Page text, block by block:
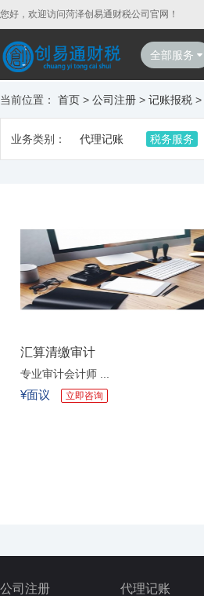
您好，欢迎访问菏泽创易通财税公司官网！
全部服务
当前位置： 首页 > 公司注册 > 记账报税 >
业务类别： 代理记账 税务服务
汇算清缴审计
专业审计会计师 ...
¥面议 立即咨询
公司注册 代理记账